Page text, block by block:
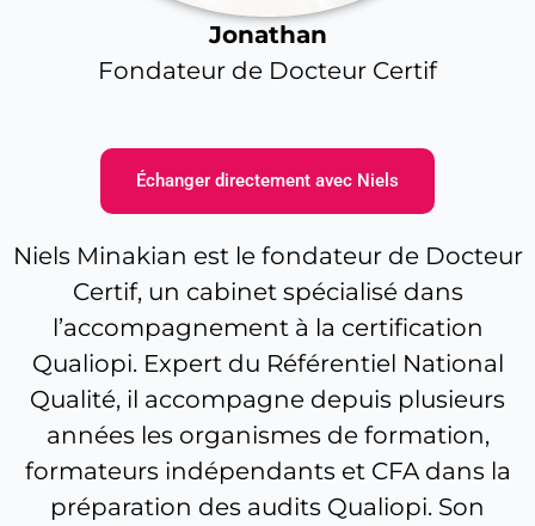
Jonathan
Fondateur de Docteur Certif
Échanger directement avec Niels
Niels Minakian est le fondateur de Docteur
Certif, un cabinet spécialisé dans
l’accompagnement à la certification
Qualiopi. Expert du Référentiel National
Qualité, il accompagne depuis plusieurs
années les organismes de formation,
formateurs indépendants et CFA dans la
préparation des audits Qualiopi. Son